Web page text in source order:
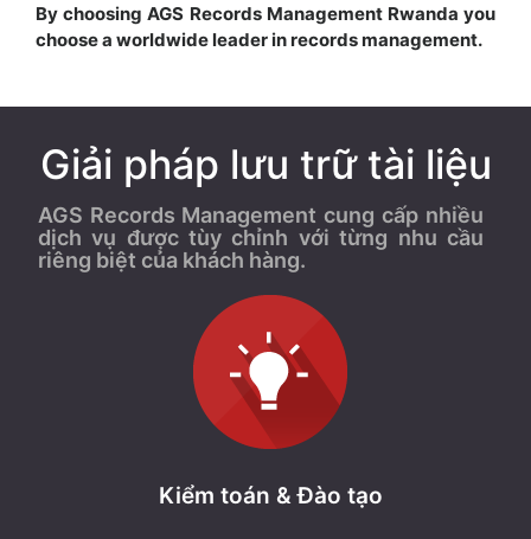
By choosing AGS Records Management Rwanda you
choose a worldwide leader in records management.
Giải pháp lưu trữ tài liệu
AGS Records Management cung cấp nhiều
dịch vụ được tùy chỉnh với từng nhu cầu
riêng biệt của khách hàng.
Kiểm toán & Đào tạo